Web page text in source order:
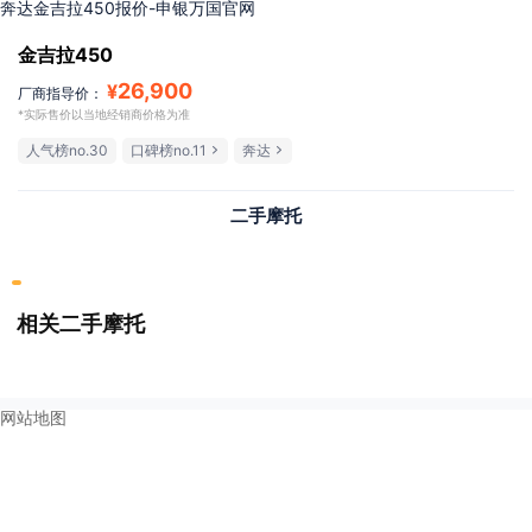
奔达金吉拉450报价-申银万国官网
金吉拉450
厂商指导价： ¥26,900
*实际售价以当地经销商价格为准
人气榜no.30 口碑榜no.11 奔达
二手摩托
相关二手摩托
网站地图